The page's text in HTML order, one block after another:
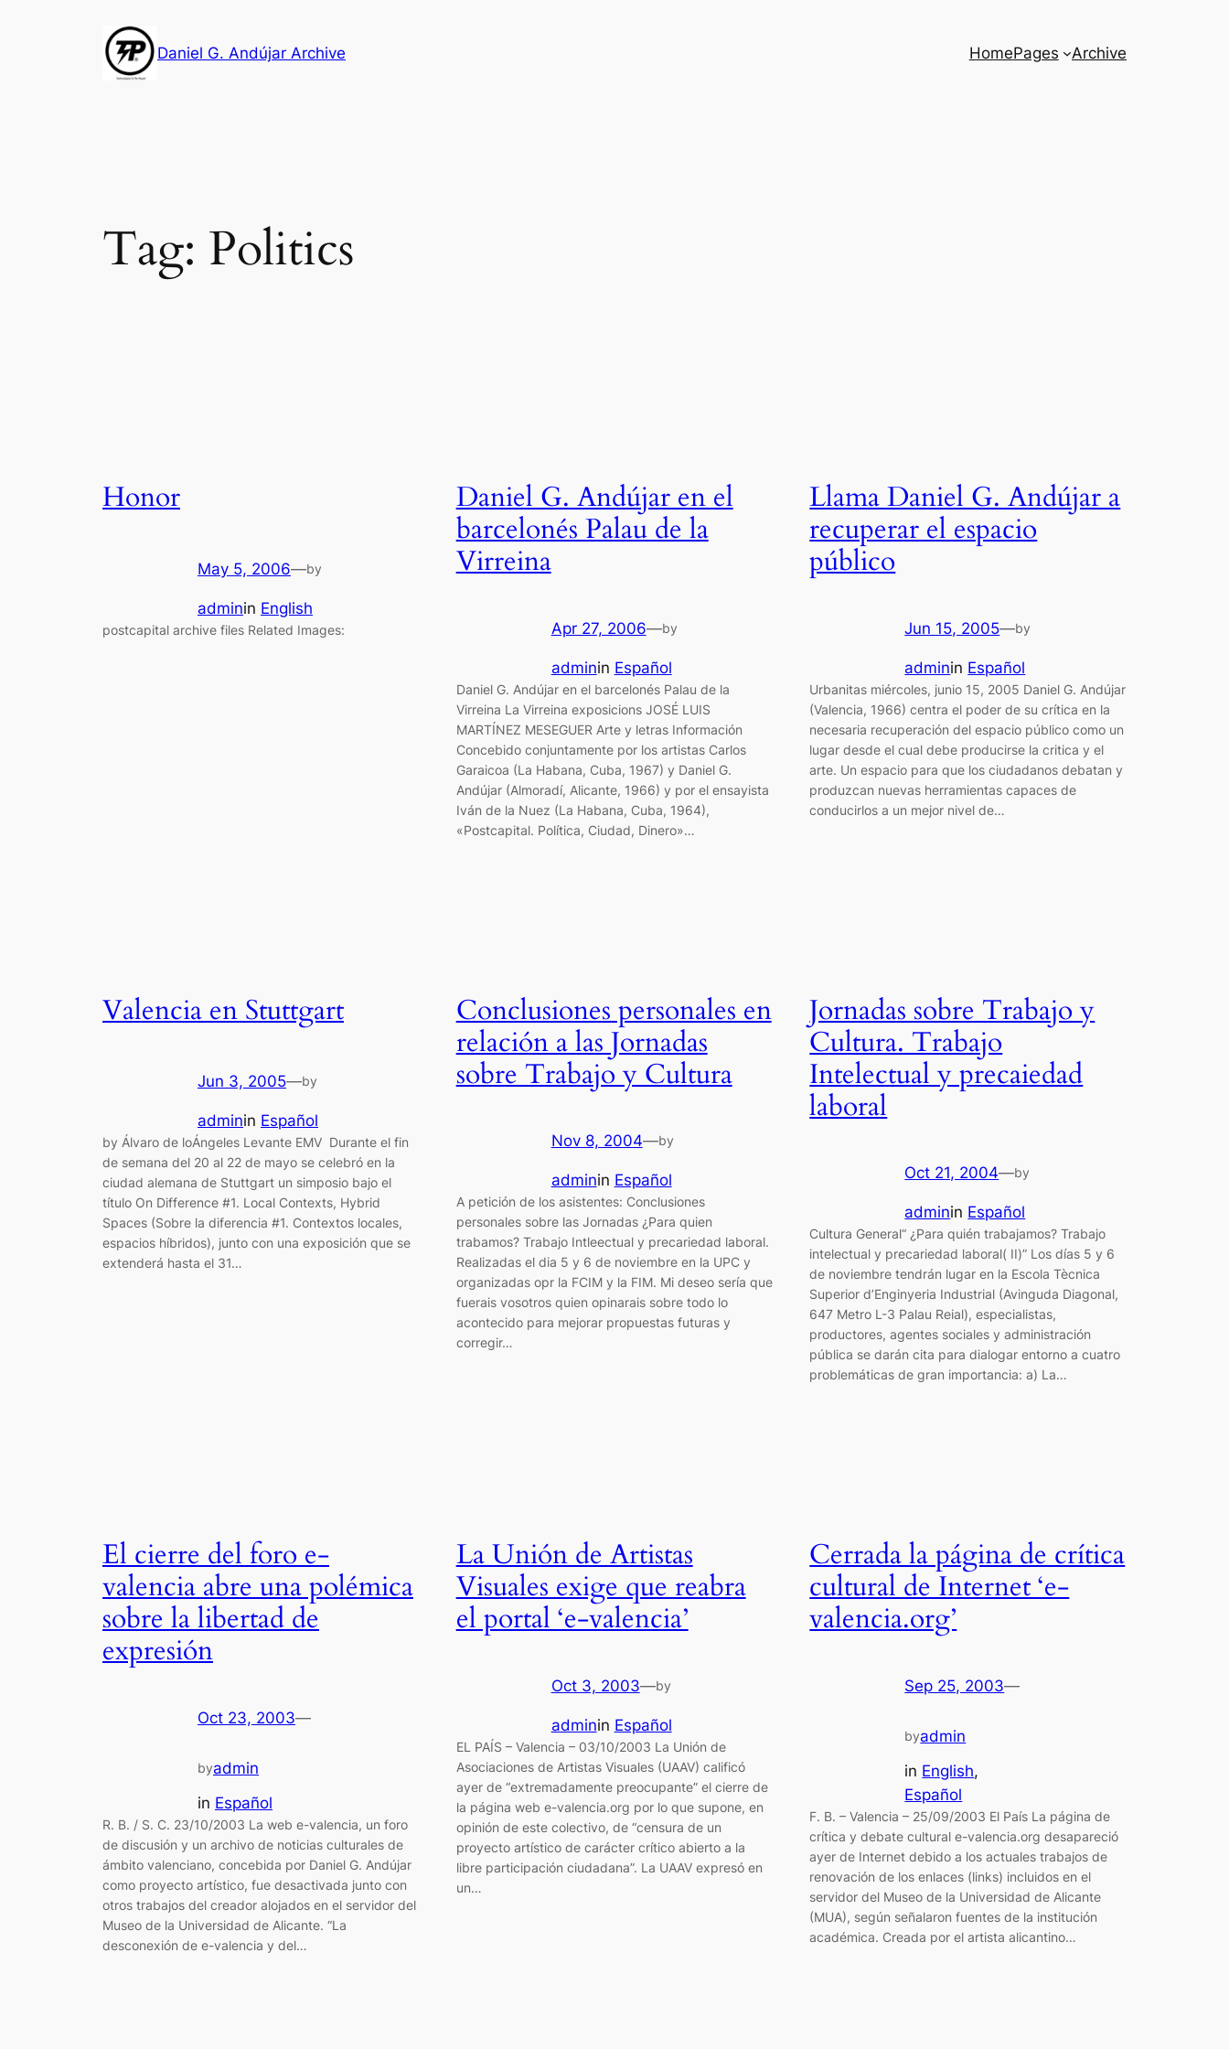
Daniel G. Andújar Archive HomePages Archive
Tag: Politics
Honor
May 5, 2006—by
adminin English
postcapital archive files Related Images:
Daniel G. Andújar en el
barcelonés Palau de la
Virreina
Apr 27, 2006—by
adminin Español
Daniel G. Andújar en el barcelonés Palau de la
Virreina La Virreina exposicions JOSÉ LUIS
MARTÍNEZ MESEGUER Arte y letras Información
Concebido conjuntamente por los artistas Carlos
Garaicoa (La Habana, Cuba, 1967) y Daniel G.
Andújar (Almoradí, Alicante, 1966) y por el ensayista
Iván de la Nuez (La Habana, Cuba, 1964),
«Postcapital. Política, Ciudad, Dinero»…
Llama Daniel G. Andújar a
recuperar el espacio
público
Jun 15, 2005—by
adminin Español
Urbanitas miércoles, junio 15, 2005 Daniel G. Andújar
(Valencia, 1966) centra el poder de su crítica en la
necesaria recuperación del espacio público como un
lugar desde el cual debe producirse la critica y el
arte. Un espacio para que los ciudadanos debatan y
produzcan nuevas herramientas capaces de
conducirlos a un mejor nivel de…
Valencia en Stuttgart
Jun 3, 2005—by
adminin Español
by Álvaro de loÁngeles Levante EMV Durante el fin
de semana del 20 al 22 de mayo se celebró en la
ciudad alemana de Stuttgart un simposio bajo el
título On Difference #1. Local Contexts, Hybrid
Spaces (Sobre la diferencia #1. Contextos locales,
espacios híbridos), junto con una exposición que se
extenderá hasta el 31…
Conclusiones personales en
relación a las Jornadas
sobre Trabajo y Cultura
Nov 8, 2004—by
adminin Español
A petición de los asistentes: Conclusiones
personales sobre las Jornadas ¿Para quien
trabamos? Trabajo Intleectual y precariedad laboral.
Realizadas el dia 5 y 6 de noviembre en la UPC y
organizadas opr la FCIM y la FIM. Mi deseo sería que
fuerais vosotros quien opinarais sobre todo lo
acontecido para mejorar propuestas futuras y
corregir…
Jornadas sobre Trabajo y
Cultura. Trabajo
Intelectual y precaiedad
laboral
Oct 21, 2004—by
adminin Español
Cultura General“ ¿Para quién trabajamos? Trabajo
intelectual y precariedad laboral( II)” Los días 5 y 6
de noviembre tendrán lugar en la Escola Tècnica
Superior d’Enginyeria Industrial (Avinguda Diagonal,
647 Metro L-3 Palau Reial), especialistas,
productores, agentes sociales y administración
pública se darán cita para dialogar entorno a cuatro
problemáticas de gran importancia: a) La…
El cierre del foro e-
valencia abre una polémica
sobre la libertad de
expresión
Oct 23, 2003—
byadmin
in Español
R. B. / S. C. 23/10/2003 La web e-valencia, un foro
de discusión y un archivo de noticias culturales de
ámbito valenciano, concebida por Daniel G. Andújar
como proyecto artístico, fue desactivada junto con
otros trabajos del creador alojados en el servidor del
Museo de la Universidad de Alicante. “La
desconexión de e-valencia y del…
La Unión de Artistas
Visuales exige que reabra
el portal ‘e-valencia’
Oct 3, 2003—by
adminin Español
EL PAÍS – Valencia – 03/10/2003 La Unión de
Asociaciones de Artistas Visuales (UAAV) calificó
ayer de “extremadamente preocupante” el cierre de
la página web e-valencia.org por lo que supone, en
opinión de este colectivo, de “censura de un
proyecto artístico de carácter crítico abierto a la
libre participación ciudadana”. La UAAV expresó en
un…
Cerrada la página de crítica
cultural de Internet ‘e-
valencia.org’
Sep 25, 2003—
byadmin
in English
Español
F. B. – Valencia – 25/09/2003 El País La página de
crítica y debate cultural e-valencia.org desapareció
ayer de Internet debido a los actuales trabajos de
renovación de los enlaces (links) incluidos en el
servidor del Museo de la Universidad de Alicante
(MUA), según señalaron fuentes de la institución
académica. Creada por el artista alicantino…